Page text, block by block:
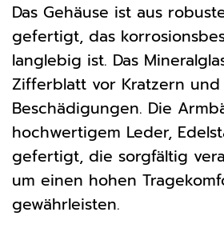
Das Gehäuse ist aus
gefertigt, das
langlebig ist. Das
Zifferblatt vor Kratzern und
Beschädigungen. Die
hochwertigem Leder,
gefertigt, die sorgfältig
um einen hohen
gewährleisten.